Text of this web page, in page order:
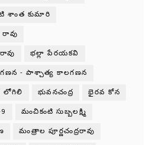
శాంత కుమారి
భల్లా పేరయకవి
- పాశ్చాత్య కాలగణన
లోగిలి భువనచంద్ర భైరవ కోన
మంచికంటి సుబ్బలక్ష్మి
మంత్రాల పూర్ణచంద్రరావు